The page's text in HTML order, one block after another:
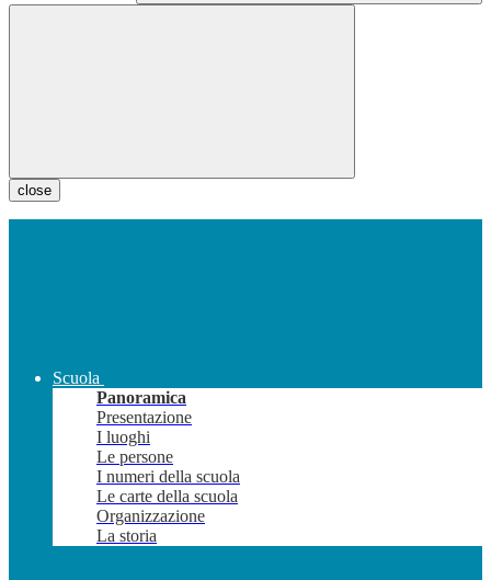
close
Scuola
Panoramica
Presentazione
I luoghi
Le persone
I numeri della scuola
Le carte della scuola
Organizzazione
La storia